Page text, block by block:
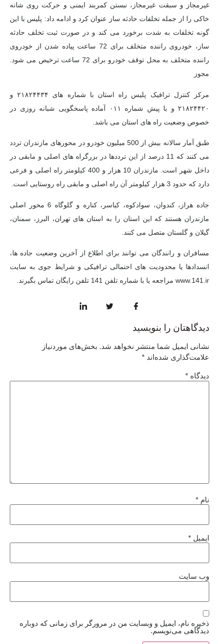
غیرمجاز و سبقت غیرمجاز، نبستن کمربند ایمنی و حرکت روی شانه
خاکی را از جمله تخلفات حادثه ساز عنوان کرد و ادامه داد: پلیس با این
گونه تخلفات به شدت برخورد می کند و در صورت ثبت تخلف حادثه
ساز، خودروی راننده متخلف برای 72 ساعت پیاده شدن از خودروی
راننده متخلف به محل توقف خودرو برای 72 ساعت ترخیص می شود.
مجوز
مرکز کنترل ترافیک پلیس راه استان با شماره های ۲۱۸۲۴۴۳۴ و
۲۱۸۲۴۴۲۰ و با پیش شماره ۰۱۱ آماده پاسخگویی شبانه روزی در
خصوص وضعیت راه های استان می باشد.
طبق آمار سالانه بیش از 500 میلیون خودرو در محورهای مازندران تردد
می کنند که 11 درصد از این ترددها در بزرگراه های اصلی و مابقی در
داخل شهر است. مازندران 10 هزار و 400 کیلومتر راه اصلی و فرعی
دارد که حدود 3 هزار کیلومتر آن راه اصلی و مابقی راه روستایی است.
جاده هراز، کندوان، سوادکوه، کیاسر، کناره و گلوگاه 6 محور اصلی
مازندران هستند که این استان را به استان های تهران، البرز، سمنان،
گیلان و گلستان متصل می کنند.
مسافران و رانندگان می توانند برای اطلاع از آخرین وضعیت جاده ها،
انسدادها یا محدودیت های احتمالی ترافیکی و شرایط جوی به سایت
www.141.ir مراجعه یا با شماره تلفن 141 تلفن رایگان تماس بگیرند.
دیدگاهتان را بنویسید
نشانی ایمیل شما منتشر نخواهد شد. بخش‌های موردنیاز
علامت‌گذاری شده‌اند *
دیدگاه *
نام *
ایمیل *
وب‌ سایت
ذخیره نام، ایمیل و وبسایت من در مرورگر برای زمانی که دوباره
دیدگاهی می‌نویسم.